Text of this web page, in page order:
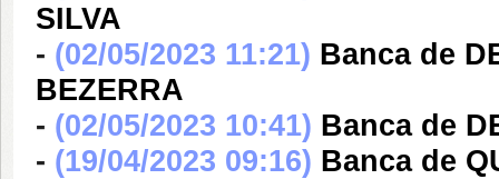
SILVA
- (02/05/2023 11:21) Banca de
BEZERRA
- (02/05/2023 10:41) Banca de
- (19/04/2023 09:16) Banca de